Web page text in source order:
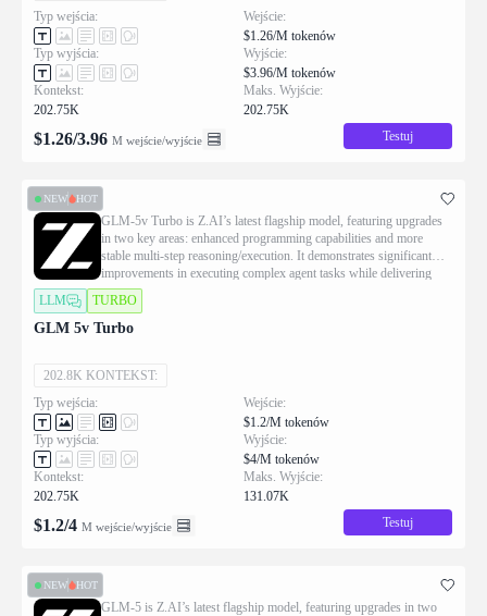
Typ wejścia:
Typ wyjścia:
Kontekst:
202.75K
Wejście:
$1.26/M tokenów
Wyjście:
$3.96/M tokenów
Maks. Wyjście:
202.75K
$1.26/3.96 M wejście/wyjście Testuj
NEW HOT
GLM-5v Turbo is Z.AI’s latest flagship model, featuring upgrades
in two key areas: enhanced programming capabilities and more
stable multi-step reasoning/execution. It demonstrates significant
improvements in executing complex agent tasks while delivering
more natural conversational experiences and superior front-end
aesthetics.
LLM TURBO
GLM 5v Turbo
202.8K KONTEKST:
Typ wejścia:
Typ wyjścia:
Kontekst:
202.75K
Wejście:
$1.2/M tokenów
Wyjście:
$4/M tokenów
Maks. Wyjście:
131.07K
$1.2/4 M wejście/wyjście Testuj
NEW HOT
GLM-5 is Z.AI’s latest flagship model, featuring upgrades in two